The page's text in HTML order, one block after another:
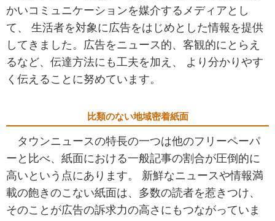
かいコミュニケーションを媒介するメディアとし
て、 生活者を対象に広告をはじめとした情報を提供
してきました。広告をニュース的、客観的にとらえ
るなど、伝達方法にも工夫を加え、 より分かりやす
く伝えることに努めています。
比類のない地域密着紙面
タウンニュースの特長の一つは他のフリーペーパ
ーと比べ、紙面における一般記事の割合が圧倒的に
高いという点にあります。 新鮮なニュースや情報満
載の飽きのこない紙面は、多数の読者を惹きつけ、
そのことが広告の訴求力の高さにもつながっていま